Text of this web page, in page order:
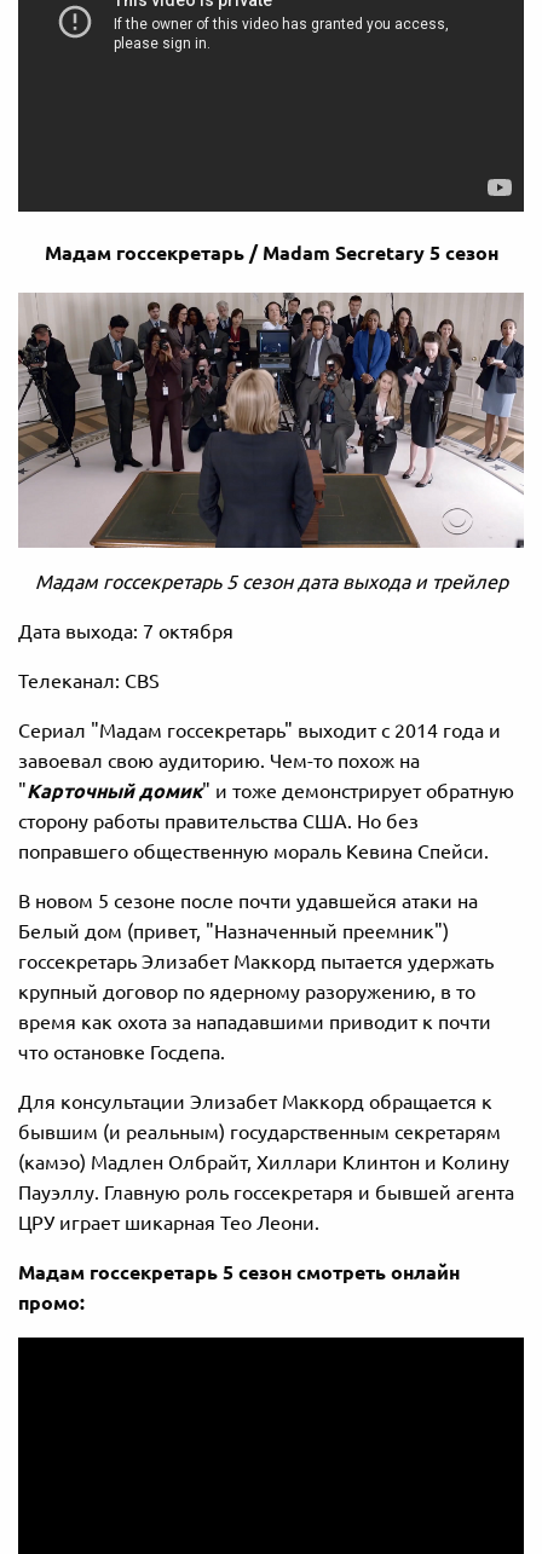
Мадам госсекретарь / Madam Secretary 5 сезон
Мадам госсекретарь 5 сезон дата выхода и трейлер
Дата выхода: 7 октября
Телеканал: CBS
Сериал "Мадам госсекретарь" выходит с 2014 года и
завоевал свою аудиторию. Чем-то похож на
"Карточный домик" и тоже демонстрирует обратную
сторону работы правительства США. Но без
поправшего общественную мораль Кевина Спейси.
В новом 5 сезоне после почти удавшейся атаки на
Белый дом (привет, "Назначенный преемник")
госсекретарь Элизабет Маккорд пытается удержать
крупный договор по ядерному разоружению, в то
время как охота за нападавшими приводит к почти
что остановке Госдепа.
Для консультации Элизабет Маккорд обращается к
бывшим (и реальным) государственным секретарям
(камэо) Мадлен Олбрайт, Хиллари Клинтон и Колину
Пауэллу. Главную роль госсекретаря и бывшей агента
ЦРУ играет шикарная Тео Леони.
Мадам госсекретарь 5 сезон смотреть онлайн
промо: